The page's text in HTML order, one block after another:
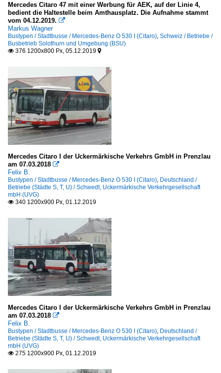
Mercedes Citaro 47 mit einer Werbung für AEK, auf der Linie 4,
bedient die Haltestelle beim Amthausplatz. Die Aufnahme stammt
vom 04.12.2019. 
Markus Wagner
Bustypen / Stadtbusse / Mercedes-Benz O 530 I (Citaro), Schweiz / Betriebe /
Busbetrieb Solothurn und Umgebung (BSU)
 376 1200x800 Px, 05.12.2019 
Mercedes Citaro I der Uckermärkische Verkehrs GmbH in Prenzlau
am 07.03.2018 
Felix B.
Bustypen / Stadtbusse / Mercedes-Benz O 530 I (Citaro), Deutschland /
Betriebe (Städte S, T, U) / Schwedt, Uckermärkische Verkehrgesellschaft
mbH (UVG)
 340 1200x900 Px, 01.12.2019
Mercedes Citaro I der Uckermärkische Verkehrs GmbH in Prenzlau
am 07.03.2018 
Felix B.
Bustypen / Stadtbusse / Mercedes-Benz O 530 I (Citaro), Deutschland /
Betriebe (Städte S, T, U) / Schwedt, Uckermärkische Verkehrgesellschaft
mbH (UVG)
 275 1200x900 Px, 01.12.2019